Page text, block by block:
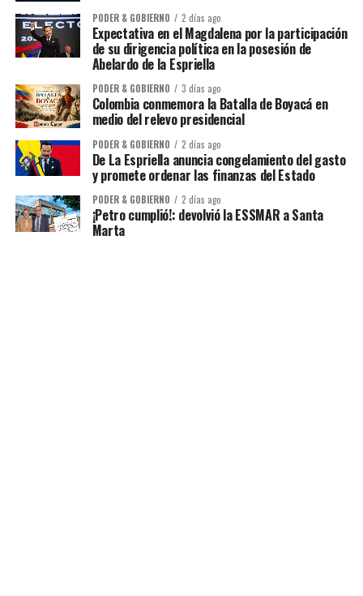
PODER & GOBIERNO 2 días ago
Expectativa en el Magdalena por la participación
de su dirigencia política en la posesión de
Abelardo de la Espriella
PODER & GOBIERNO 3 días ago
Colombia conmemora la Batalla de Boyacá en
medio del relevo presidencial
PODER & GOBIERNO 2 días ago
De La Espriella anuncia congelamiento del gasto
y promete ordenar las finanzas del Estado
PODER & GOBIERNO 2 días ago
¡Petro cumplió!: devolvió la ESSMAR a Santa
Marta